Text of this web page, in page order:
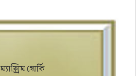
ম্যাক্সিম গোর্কি